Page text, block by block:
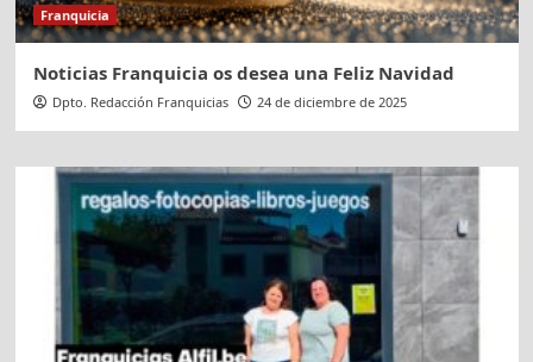
Franquicia
Noticias Franquicia os desea una Feliz Navidad
Dpto. Redacción Franquicias 24 de diciembre de 2025